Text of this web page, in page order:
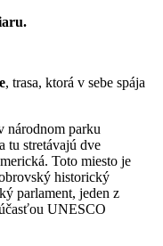
, trasa, ktorá v sebe spája
národnom parku
tu stretávajú dve
Toto miesto je
historický
parlament, jeden z
UNESCO